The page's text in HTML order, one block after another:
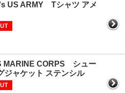
US ARMY Tシャツ アメ
MARINE CORPS シュー
ジャケット ステンシル